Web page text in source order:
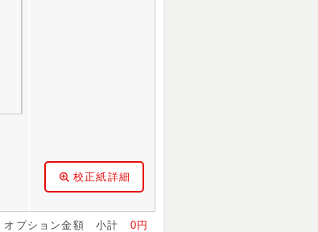
136,559円
194,893円
156,420円
223,266円
178,058円 252,579円
校正紙詳細
オプション金額 小計 0円